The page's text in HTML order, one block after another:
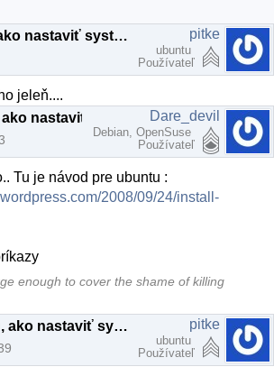
Re: Ubuntu, ako nastaviť systémový vzhľad pre aplikácie z KDE pitke
ubuntu
Používateľ
jeleň....
Dare_devil
Debian, OpenSuse
Používateľ
Tu je návod pre ubuntu :
2008/09/24/install-
enough to cover the shame of killing
Re: Ubuntu, ako nastaviť systémový vzhľad pre aplikácie z KDE pitke
ubuntu
Používateľ